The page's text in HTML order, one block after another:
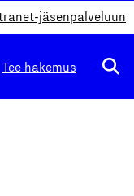
jäsenpalveluun
Tee hakemus